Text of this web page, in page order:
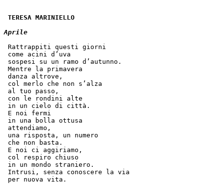
TERESA MARINIELLO
Aprile
Rattrappiti questi giorni
come acini d’uva
sospesi su un ramo d’autunno.
Mentre la primavera
danza altrove,
col merlo che non s’alza
al tuo passo,
con le rondini alte
in un cielo di città.
E noi fermi
in una bolla ottusa
attendiamo,
una risposta, un numero
che non basta.
E noi ci aggiriamo,
col respiro chiuso
in un mondo straniero.
Intrusi, senza conoscere la via
per nuova vita.